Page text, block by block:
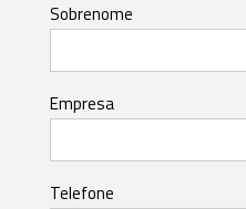
Sobrenome
Empresa
Telefone